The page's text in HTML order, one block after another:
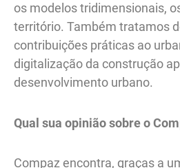
os modelos tridimensionais,
território. Também tratamos
contribuições práticas ao
digitalização da construção
desenvolvimento urbano.
Qual sua opinião sobre o
Compaz encontra, graças a